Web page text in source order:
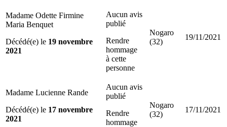
Madame Odette Firmine
Maria Benquet
Décédé(e) le 19 novembre
2021
Aucun avis
publié
Rendre
hommage
à cette
personne
Nogaro
(32)
19/11/2021
Madame Lucienne Rande
Décédé(e) le 17 novembre
2021
Aucun avis
publié
Rendre
hommage
Nogaro
(32)
17/11/2021